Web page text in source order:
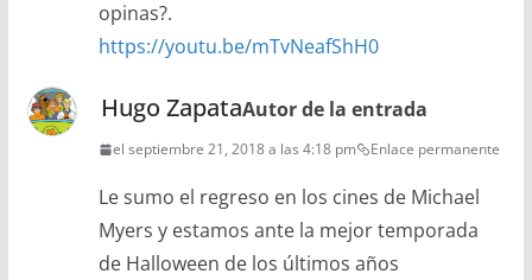
opinas?.
https://youtu.be/mTvNeafShH0
Hugo ZapataAutor de la entrada
el septiembre 21, 2018 a las 4:18 pm Enlace permanente
Le sumo el regreso en los cines de Michael
Myers y estamos ante la mejor temporada
de Halloween de los últimos años